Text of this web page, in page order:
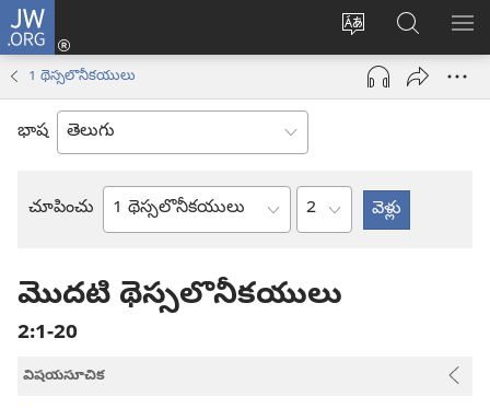
JW.ORG
సైట్
భాష
మార్చండి
లాగిన్
(కొత్త
ఓపెన్‌
JW.ORGలో
వెదకండి
1 థెస్సలొనీకయులు
భాష
చూపించు
బైబిలు
అధ్యాయం
మొదటి థెస్సలొనీకయులు
2:1-20
విషయసూచిక